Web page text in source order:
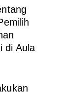
di Aula